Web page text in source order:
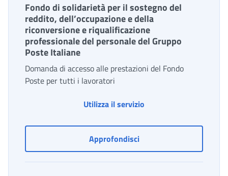
Fondo di solidarietà per il sostegno del
reddito, dell’occupazione e della
riconversione e riqualificazione
professionale del personale del Gruppo
Poste Italiane
Domanda di accesso alle prestazioni del Fondo
Poste per tutti i lavoratori
Utilizza il servizio
ApprofondisciFondo di solidarietà per